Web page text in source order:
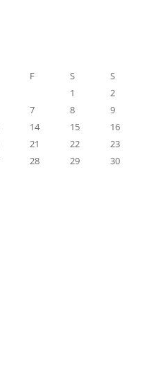
F S
S
1
2
7 8
9
14 15
16
21 22
23
28 29
30